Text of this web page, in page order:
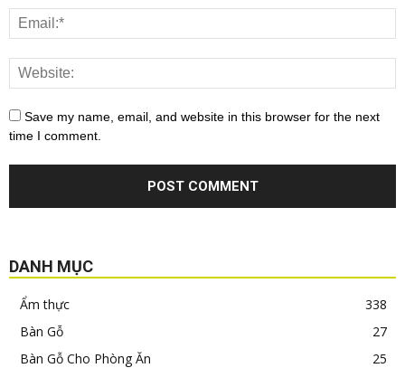
Save my name, email, and website in this browser for the next
time I comment.
DANH MỤC
Ẩm thực
338
Bàn Gỗ
27
Bàn Gỗ Cho Phòng Ăn
25